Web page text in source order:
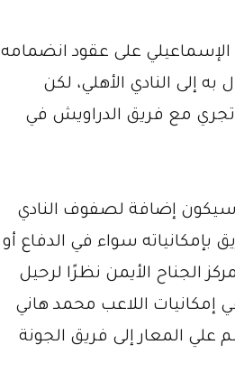
على عقود انضمامه
إلى النادي الأهلي، لكن
مع فريق الدراويش في
إضافة لصفوف النادي
بإمكانياته سواء في الدفاع أو
الجناح الأيمن نظرًا لرحيل
إمكانيات اللاعب محمد هاني
علي المعار إلى فريق الجونة